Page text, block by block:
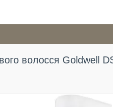
волосся Goldwell